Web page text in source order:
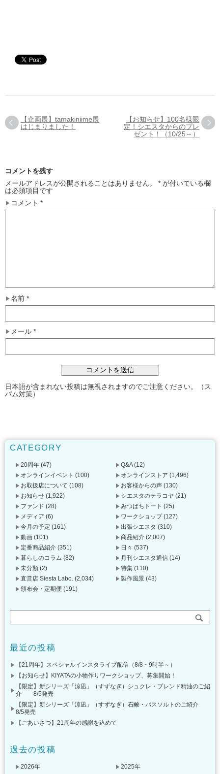
【企画展】tamakiniime展
はじまりました！
【お知らせ】100名様限
定！シエスタからのプレ
ゼント！（10/25～）
コメントを残す
メールアドレスが公開されることはありません。
* が付いている欄
は必須項目です
コメント *
名前 *
メール *
日本語が含まれない投稿は無視されますのでご注意ください。（ス
パム対策）
CATEGORY
20周年 (47) Q&A(12)
オンラインイベント (100) オンラインストア (1,496)
お取扱店について (108) お客様からの声 (130)
お知らせ (1,922) シエスタのテラコヤ (21)
ファンド (28) みつばちトート (25)
メディア (6) ワークショップ(127)
今月の予定 (161) 出張シエスタ (310)
動画 (101) 商品紹介 (2,007)
定番商品紹介 (351) 日々 (537)
暮らしのコラム (82) 月刊シエスタ通信 (14)
未分類 (2) 特集 (110)
直営店 Siesta Labo. (2,034) 製作風景 (43)
頒布会・定期便 (191)
最近の投稿
【21周年】スペシャルインスタライブ配信（8/8・9時半～）
【お知らせ】KIYATAの小物作りワークショップ、募集開始！
【限定】新シリーズ「涼凪」（すずなぎ）シュクレ・ブレンド精油のご紹
介 8/5発売
【限定】新シリーズ「涼凪」（すずなぎ）石鹸・バスソルトのご紹介
8/5発売
【ごあいさつ】21周年の感謝を込めて
過去の投稿
2026年 2025年